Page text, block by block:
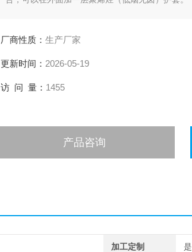
厂商性质： 生产厂家
更新时间： 2026-05-19
访 问 量： 1455
产品咨询
加工定制 是